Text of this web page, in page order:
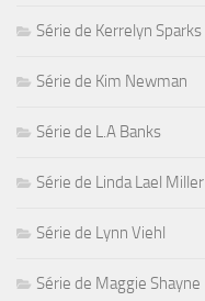
Série de Kerrelyn Sparks
Série de Kim Newman
Série de L.A Banks
Série de Linda Lael Miller
Série de Lynn Viehl
Série de Maggie Shayne